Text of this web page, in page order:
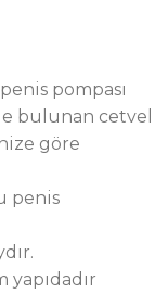
pompası
bulunan cetvel
göre
penis